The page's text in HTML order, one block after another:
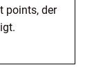
points, der